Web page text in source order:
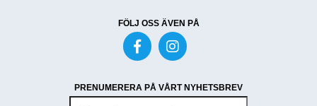
FÖLJ OSS ÄVEN PÅ
PRENUMERERA PÅ VÅRT NYHETSBREV